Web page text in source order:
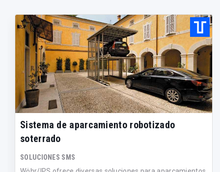
Sistema de aparcamiento robotizado
soterrado
SOLUCIONES SMS